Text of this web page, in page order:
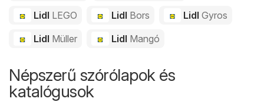
Lidl LEGO Lidl Bors LidlGyros
Lidl Müller Lidl Mangó
Népszerű szórólapok és
katalógusok